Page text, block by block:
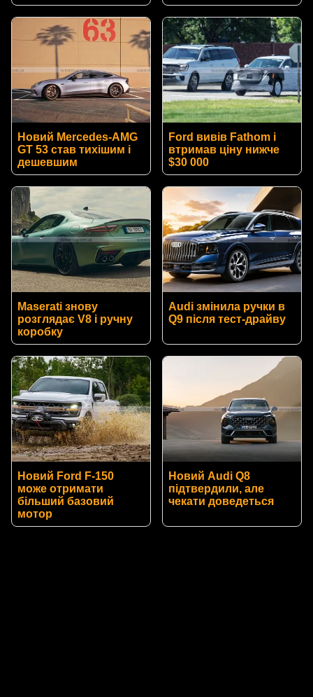
Новий Mercedes-AMG
GT 53 став тихішим і
дешевшим
Ford вивів Fathom і
втримав ціну нижче
$30 000
Maserati знову
розглядає V8 і ручну
коробку
Audi змінила ручки в
Q9 після тест-драйву
Новий Ford F-150
може отримати
більший базовий
мотор
Новий Audi Q8
підтвердили, але
чекати доведеться